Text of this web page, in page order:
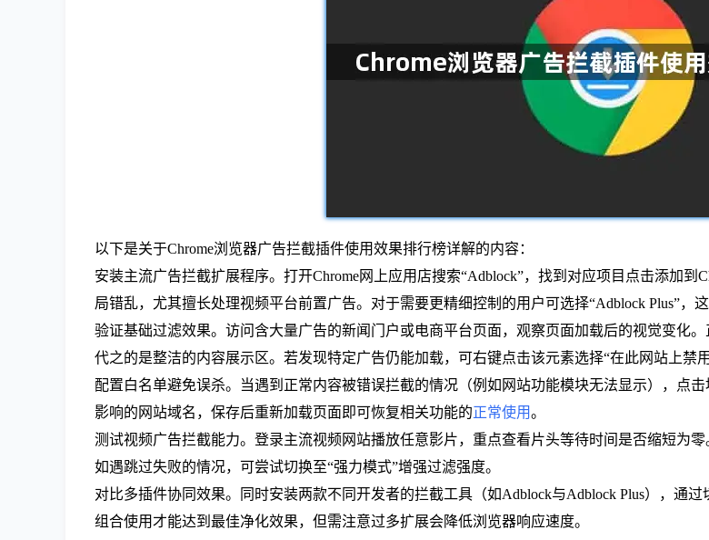
以下是关于Chrome浏览器广告拦截插件使用效果排行榜详解的内容：
安装主流广告拦截扩展程序。打开Chrome网上应用店搜索“Adblock”，找到对应项目点击添加
局错乱，尤其擅长处理视频平台前置广告。对于需要更精细控制的用户可选择“Adblock Plus”，
验证基础过滤效果。访问含大量广告的新闻门户或电商平台页面，观察页面加载后的视觉变化
代之的是整洁的内容展示区。若发现特定广告仍能加载，可右键点击该元素选择“在此网站上禁
配置白名单避免误杀。当遇到正常内容被错误拦截的情况（例如网站功能模块无法显示），点
影响的网站域名，保存后重新加载页面即可恢复相关功能的正常使用。
测试视频广告拦截能力。登录主流视频网站播放任意影片，重点查看片头等待时间是否缩短为
如遇跳过失败的情况，可尝试切换至“强力模式”增强过滤强度。
对比多插件协同效果。同时安装两款不同开发者的拦截工具（如Adblock与Adblock Plus），通
组合使用才能达到最佳净化效果，但需注意过多扩展会降低浏览器响应速度。